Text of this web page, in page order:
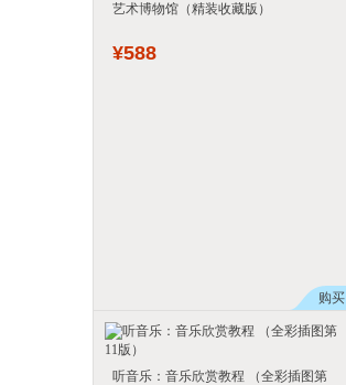
艺术博物馆（精装收藏版）
¥588
购买
听音乐：音乐欣赏教程 （全彩插图第